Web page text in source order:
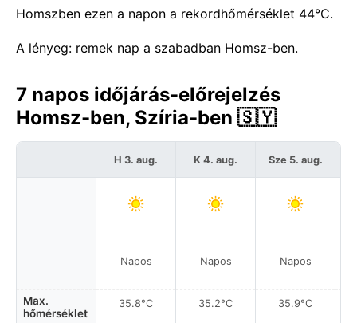
Homszben ezen a napon a rekordhőmérséklet 44°C.
A lényeg: remek nap a szabadban Homsz-ben.
7 napos időjárás-előrejelzés
Homsz-ben, Szíria-ben 🇸🇾
Max.
hőmérséklet
H 3. aug.
Napos
35.8°C
K 4. aug.
Napos
35.2°C
Sze 5. aug.
Napos
35.9°C